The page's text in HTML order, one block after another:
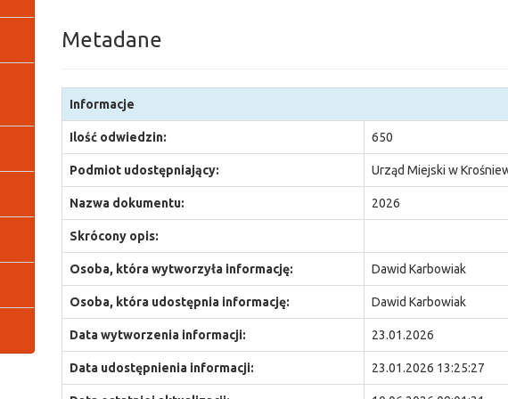
Metadane
Informacje
Ilość odwiedzin: 650
Podmiot udostępniający: Urząd Miejski w
Nazwa dokumentu: 2026
Skrócony opis:
Osoba, która wytworzyła informację: Dawid Karbowiak
Osoba, która udostępnia informację: Dawid Karbowiak
Data wytworzenia informacji: 23.01.2026
Data udostępnienia informacji: 23.01.2026 13:25:27